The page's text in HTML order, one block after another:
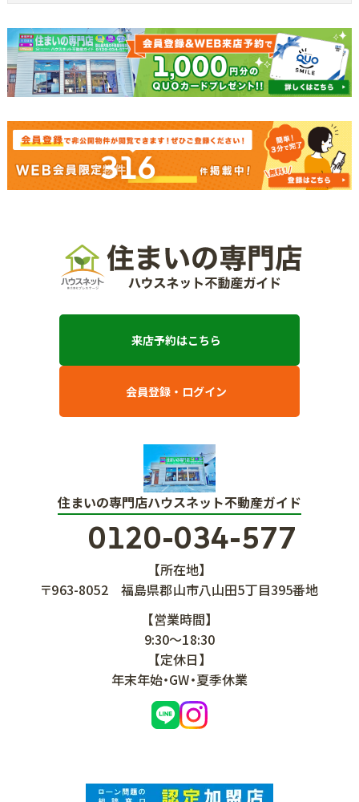
316
来店予約はこちら
会員登録・ログイン
住まいの専門店ハウスネット不動産ガイド
0120-034-577
【所在地】
〒963-8052
福島県郡山市八山田5丁目395番地
【営業時間】
9:30～18:30
【定休日】
年末年始・GW・夏季休業